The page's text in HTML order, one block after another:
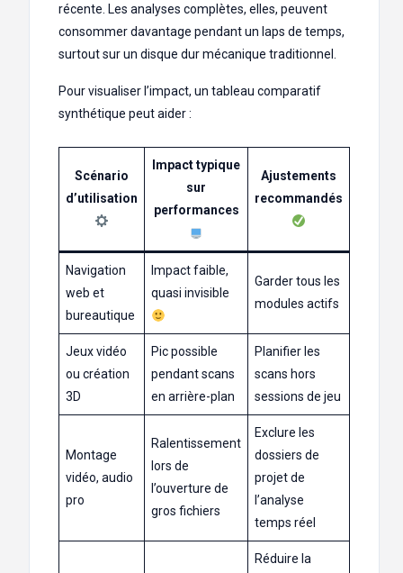
récente. Les analyses complètes, elles, peuvent
consommer davantage pendant un laps de temps,
surtout sur un disque dur mécanique traditionnel.
Pour visualiser l’impact, un tableau comparatif
synthétique peut aider :
Scénario
d’utilisation
Impact typique
sur
performances
Ajustements
recommandés
Navigation
web et
bureautique
Impact faible,
quasi invisible
Garder tous les
modules actifs
Jeux vidéo
ou création
3D
Pic possible
pendant scans
en arrière-plan
Planifier les
scans hors
sessions de jeu
Montage
vidéo, audio
pro
Ralentissement
lors de
l’ouverture de
gros fichiers
Exclure les
dossiers de
projet de
l’analyse
temps réel
Réduire la